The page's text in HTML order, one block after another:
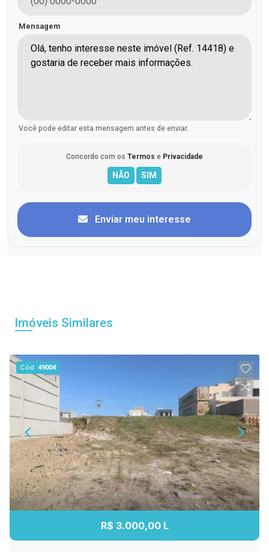
Mensagem
Você pode editar esta mensagem antes de enviar.
Concordo com os Termos e Privacidade
Enviar meu interesse
Imóveis Similares
Cód.49004
R$ 3.000,00 L